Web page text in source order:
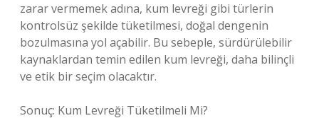
zarar vermemek adına, kum levreği gibi türlerin
kontrolsüz şekilde tüketilmesi, doğal dengenin
bozulmasına yol açabilir. Bu sebeple, sürdürülebilir
kaynaklardan temin edilen kum levreği, daha bilinçli
ve etik bir seçim olacaktır.
Sonuç: Kum Levreği Tüketilmeli Mi?